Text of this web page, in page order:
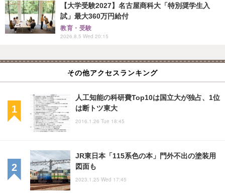
【大学受験2027】名古屋商科大「特別奨学生入
試」最大360万円給付
教育・受験
2026.8.5 Wed 20:15
その他アクセスランキング
人工知能の科研費Top10は国立大が独占、1位
は断トツ東大
2016.1.26 Tue 18:45
JR東日本「115系色の本」門外不出の塗装用
図面も
2023.1.25 Wed 17:45